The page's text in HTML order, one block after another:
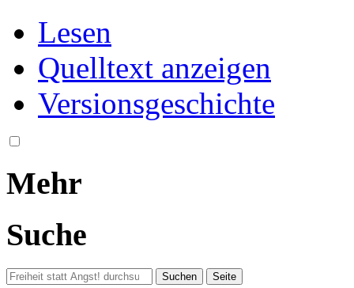
Lesen
Quelltext anzeigen
Versionsgeschichte
Mehr
Suche